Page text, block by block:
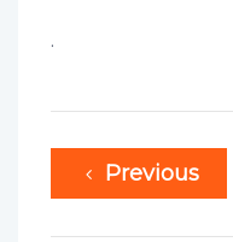
.
Previous